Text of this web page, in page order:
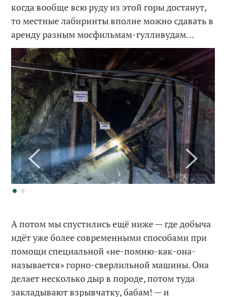
когда вообще всю руду из этой горы достанут,
то местные лабиринты вполне можно сдавать в
аренду разным мосфильмам-гулливудам…
А потом мы спустились ещё ниже — где добыча
идёт уже более современными способами при
помощи специальной «не-помню-как-она-
называется» горно-сверлильной машины. Она
делает несколько дыр в породе, потом туда
закладывают взрывчатку, бабам! — и